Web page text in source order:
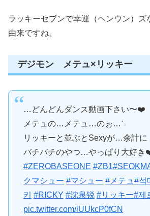
ラッキーセブンで幸運（ヘンウン）ズ
由来ですね。
デジモン メテュ×リッキー
…どんどんダンス動画下さい〜❤️
メテュの…メテュ…のぉ…ˊ˗
リッキーと並ぶとSexyが…余計に
バチバチのやつ…やっぱり大好き
#ZEROBASEONE #ZB1
クマシュー #マシュー #メテュ #석
키
#RICKY #沈泉锐 #リッキー#제
pic.twitter.com/iUUkcP0fCN